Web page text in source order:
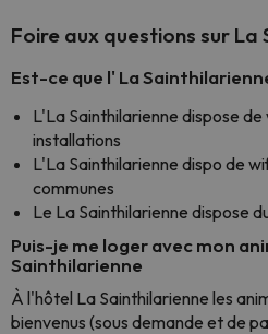
Foire aux questions sur La
Est-ce que l' La
L'La Sainthilarienne dispose
installations
L'La Sainthilarienne dispo de
communes
Le La Sainthilarienne dispose
Puis-je me loger avec mon
Sainthilarienne
À l'hôtel La Sainthilarienne les
bienvenus (sous demande et de